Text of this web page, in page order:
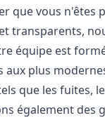
que vous n'êtes
transparents,
équipe est
aux plus
que les fuites,
également des